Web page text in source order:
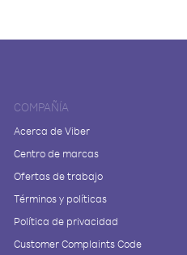
COMPAÑÍA
Acerca de Viber
Centro de marcas
Ofertas de trabajo
Términos y políticas
Política de privacidad
Customer Complaints Code